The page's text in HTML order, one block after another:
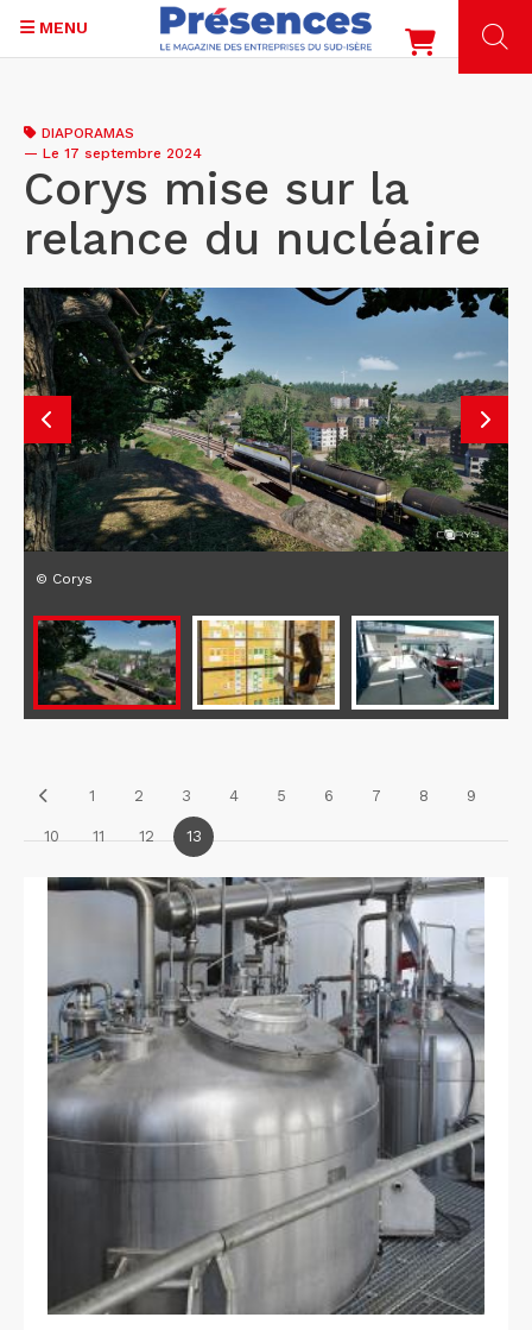
contenu
principal
MENU
DIAPORAMAS
— Le 17 septembre 2024
Corys mise sur la
relance du nucléaire
© Corys
1 2 3 4 5 6 7 8 9
10 11 12 13